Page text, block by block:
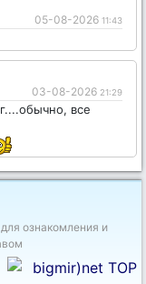
05-08-2026 11:43
03-08-2026 21:29
все
ознакомления и